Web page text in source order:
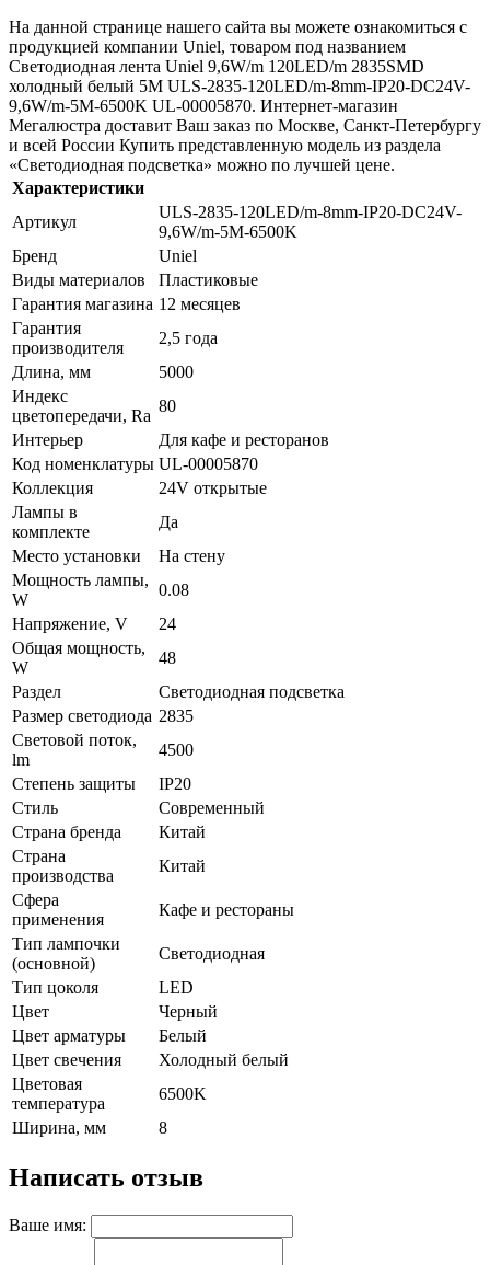
На данной странице нашего сайта вы можете ознакомиться с
продукцией компании Uniel, товаром под названием
Светодиодная лента Uniel 9,6W/m 120LED/m 2835SMD
холодный белый 5M ULS-2835-120LED/m-8mm-IP20-DC24V-
9,6W/m-5M-6500K UL-00005870. Интернет-магазин
Мегалюстра доставит Ваш заказ по Москве, Санкт-Петербургу
и всей России Купить представленную модель из раздела
«Светодиодная подсветка» можно по лучшей цене.
Характеристики
Артикул
ULS-2835-120LED/m-8mm-IP20-DC24V-
9,6W/m-5M-6500K
Бренд
Uniel
Виды материалов
Пластиковые
Гарантия магазина 12 месяцев
Гарантия
производителя
2,5 года
Длина, мм
5000
Индекс
цветопередачи, Ra
80
Интерьер
Для кафе и ресторанов
Код номенклатуры UL-00005870
Коллекция
24V открытые
Лампы в
комплекте
Да
Место установки
На стену
Мощность лампы,
W
0.08
Напряжение, V
24
Общая мощность,
W
48
Раздел
Светодиодная подсветка
Размер светодиода 2835
Световой поток,
lm
4500
Степень защиты
IP20
Стиль
Современный
Страна бренда
Китай
Страна
производства
Китай
Сфера
применения
Кафе и рестораны
Тип лампочки
(основной)
Светодиодная
Тип цоколя
LED
Цвет
Черный
Цвет арматуры
Белый
Цвет свечения
Холодный белый
Цветовая
температура
6500K
Ширина, мм
8
Написать отзыв
Ваше имя: